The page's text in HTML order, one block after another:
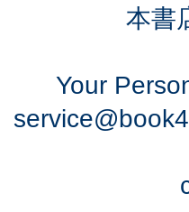
本書
Your